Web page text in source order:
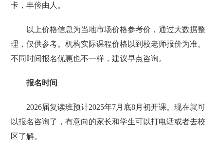
卡，丰俭由人。
以上价格信息为当地市场价格参考价，通过大数据整
理，仅供参考。机构实际课程价格以到校老师报价为准。
不同时间报名优惠也不一样，建议早点咨询。
报名时间
2026届复读班预计2025年7月底8月初开课。现在就可
以报名咨询了，有意向的家长和学生可以打电话或者去校
区了解。